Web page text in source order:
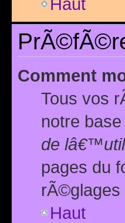
Comment
Tous vos
notre
de
pages du
Haut